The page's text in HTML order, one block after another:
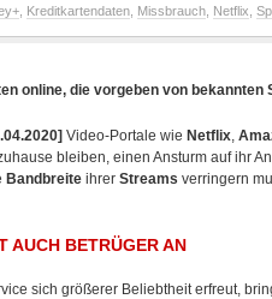
Kreditkartendaten Missbrauch Netflix
online, die vorgeben von
Video-Portale wie Netflix,
bleiben, einen Ansturm auf ihr
Bandbreite ihrer Streams verringern
AUCH BETRÜGER AN
sich größerer Beliebtheit erfreut,